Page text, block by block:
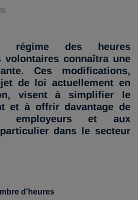
des heures
volontaires connaîtra une
Ces modifications,
de loi actuellement en
visent à simplifier le
et à offrir davantage de
employeurs et aux
dans le secteur
d’heures